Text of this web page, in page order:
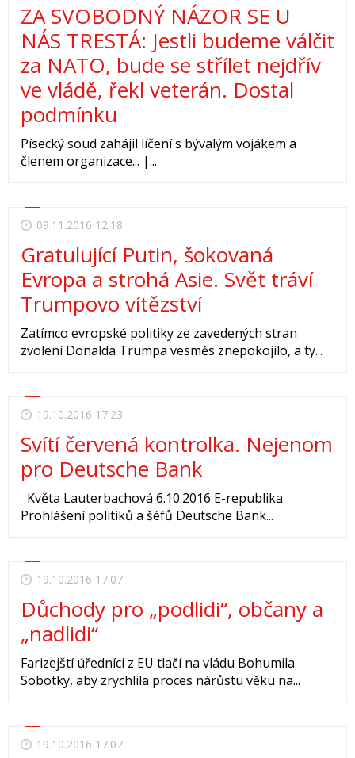
ZA SVOBODNÝ NÁZOR SE U
NÁS TRESTÁ: Jestli budeme válčit
za NATO, bude se střílet nejdřív
ve vládě, řekl veterán. Dostal
podmínku
Písecký soud zahájil líčení s bývalým vojákem a
členem organizace... |...
09.11.2016 12:18
Gratulující Putin, šokovaná
Evropa a strohá Asie. Svět tráví
Trumpovo vítězství
Zatímco evropské politiky ze zavedených stran
zvolení Donalda Trumpa vesměs znepokojilo, a ty...
19.10.2016 17:23
Svítí červená kontrolka. Nejenom
pro Deutsche Bank
Květa Lauterbachová 6.10.2016 E-republika
Prohlášení politiků a šéfů Deutsche Bank...
19.10.2016 17:07
Důchody pro „podlidi“, občany a
„nadlidi“
Farizejští úředníci z EU tlačí na vládu Bohumila
Sobotky, aby zrychlila proces nárůstu věku na...
19.10.2016 17:07